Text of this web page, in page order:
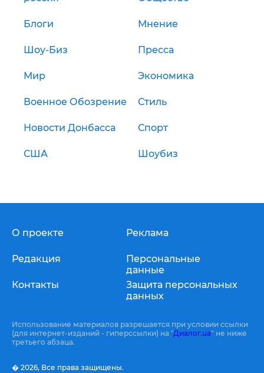
Блоги Мнение
Шоу-Биз Пресса
Мир Экономика
Военное Обозрение Стиль
Новости Донбасса Спорт
США Шоубиз
О проекте
Редакция
Контакты
Реклама
Персональные
данные
Защита персональных
данных
Использование материалов разрешается при условии ссылки
(для интернет-изданий - гиперссылки) на "Диалог.ua" не ниже
третьего абзаца.
� 2026, Все права защищены.